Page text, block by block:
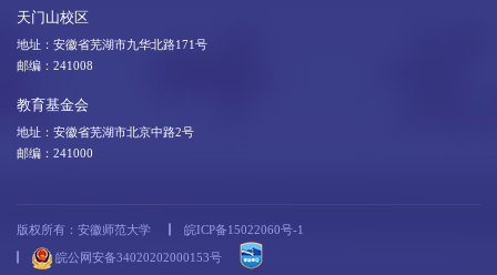
天门山校区
地址：安徽省芜湖市九华北路171号
邮编：241008
教育基金会
地址：安徽省芜湖市北京中路2号
邮编：241000
版权所有：安徽师范大学 皖ICP备15022060号-1
皖公网安备34020202000153号